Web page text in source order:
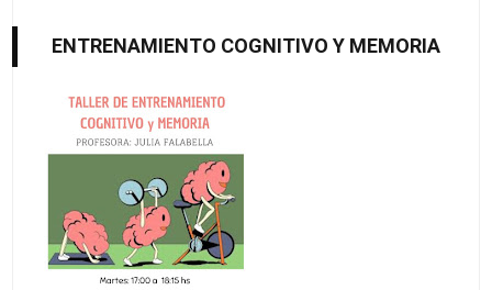
ENTRENAMIENTO COGNITIVO Y MEMORIA